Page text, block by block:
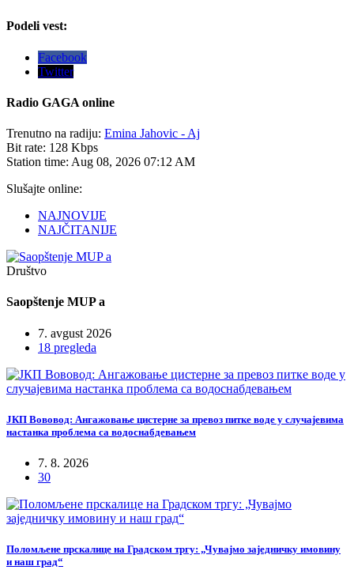
Podeli vest:
Facebook
Twitter
Radio GAGA online
Trenutno na radiju: Emina Jahovic - Aj
Bit rate: 128 Kbps
Station time: Aug 08, 2026 07:12 AM
Slušajte online:
NAJNOVIJE
NAJČITANIJE
Društvo
Saopštenje MUP a
7. avgust 2026
18 pregleda
ЈКП Вововод: Ангажовање цистерне за превоз питке воде у случајевима
настанка проблема са водоснабдевањем
7. 8. 2026
30
Поломљене прскалице на Градском тргу: „Чувајмо заједничку имовину
и наш град“